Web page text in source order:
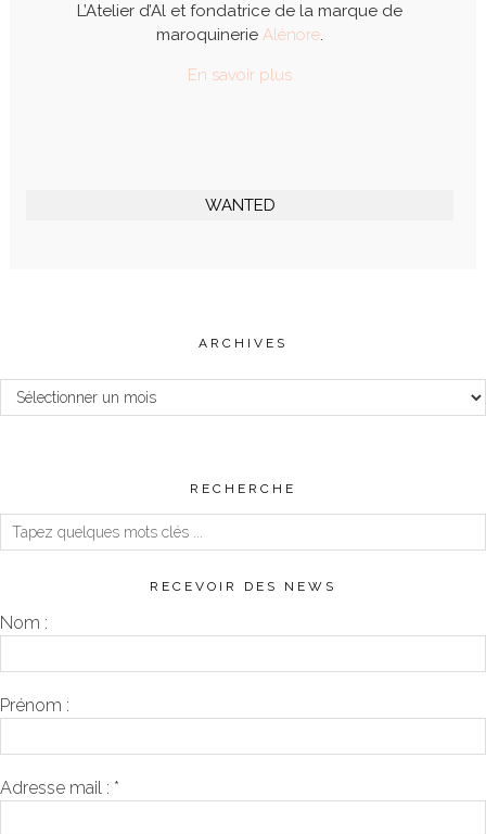
L’Atelier d’Al et fondatrice de la marque de
maroquinerie Alénore.
En savoir plus
WANTED
ARCHIVES
Archives
RECHERCHE
RECEVOIR DES NEWS
Nom :
Prénom :
Adresse mail : *